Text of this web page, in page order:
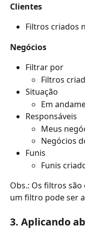
Clientes
Filtros criados
Negócios
Filtrar por
Filtros
Situação
Em
Responsáveis
Meus
Negócios
Funis
Funis
Obs.: Os filtros
um filtro pode ser
3. Aplicando